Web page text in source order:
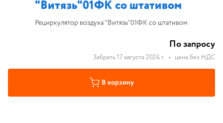
"Витязь"01ФК со штативом
Рециркулятор воздуха "Витязь"01ФК со штативом
По запросу
Забрать 17 августа 2026 г. • цена без НДС
В корзину